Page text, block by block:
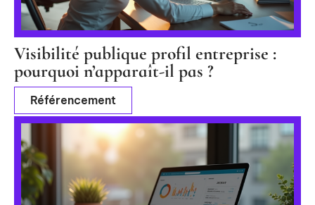
Visibilité publique profil entreprise :
pourquoi n’apparaît-il pas ?
Référencement